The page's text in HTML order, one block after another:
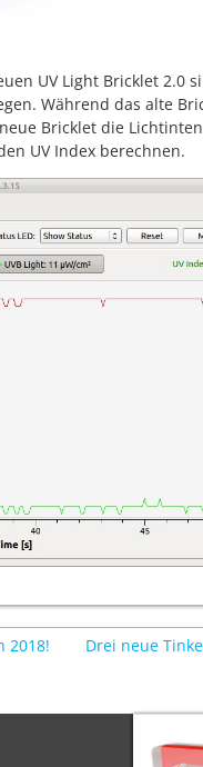
UV Light Bricklet 2.0
Während das alte
Bricklet die
UV Index berechnen.
2018! Drei neue